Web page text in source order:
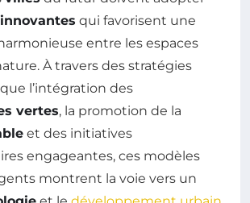
innovantes qui favorisent une
entre les espaces
À travers des stratégies
l’intégration des
vertes, la promotion de la
et des initiatives
engageantes, ces modèles
montrent la voie vers un